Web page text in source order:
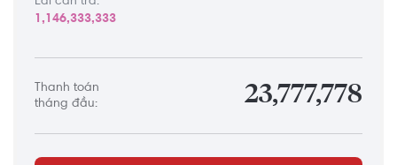
1,146,333,333
Thanh toán
tháng đầu:
23,777,778